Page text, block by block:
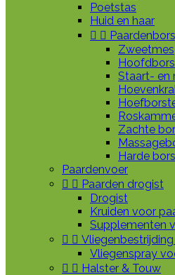
Poetstas
Huid en haar
 
Zweetmes
Staart- en
Zachte
Harde
Paardenvoer
  Paarden drogist
Drogist
Kruiden voor
Supplementen
 
Vliegenspray
  Halster & Touw